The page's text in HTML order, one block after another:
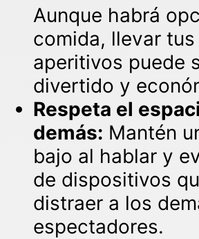
Aunque habrá
comida, llevar
aperitivos puede
divertido y
Respeta el
demás: Mantén
bajo al hablar y
de dispositivos
distraer a los
espectadores.